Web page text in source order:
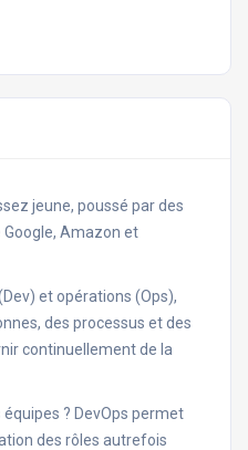
jeune, poussé par des
Amazon et
et opérations (Ops),
des processus et des
continuellement de la
? DevOps permet
des rôles autrefois